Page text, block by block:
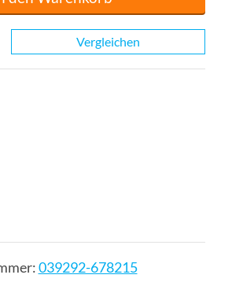
Vergleichen
039292-678215